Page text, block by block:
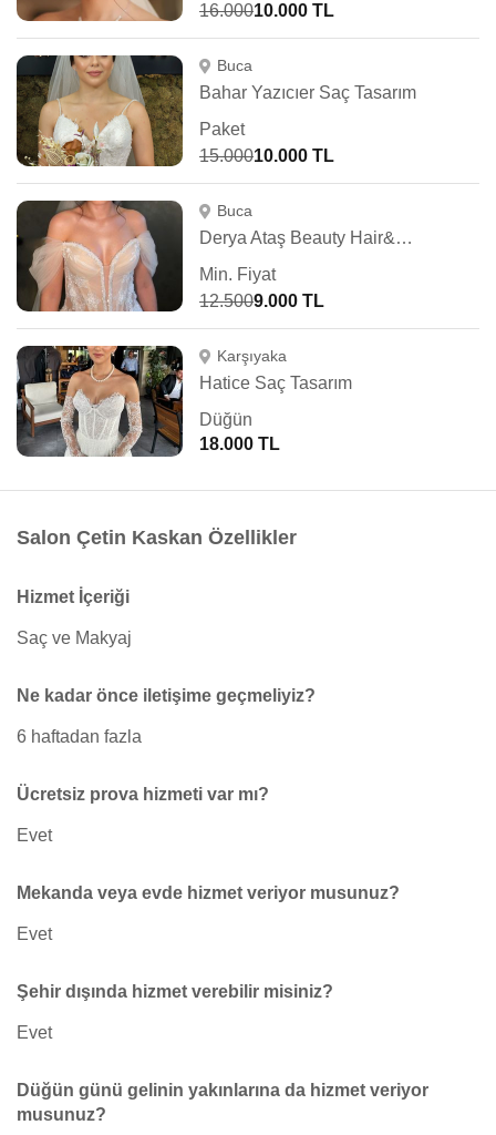
16.00010.000 TL
Buca
Bahar Yazıcıer Saç Tasarım
Paket
15.00010.000 TL
Buca
Derya Ataş Beauty Hair&Make Up
Min. Fiyat
12.5009.000 TL
Karşıyaka
Hatice Saç Tasarım
Düğün
18.000 TL
Salon Çetin Kaskan Özellikler
Hizmet İçeriği
Saç ve Makyaj
Ne kadar önce iletişime geçmeliyiz?
6 haftadan fazla
Ücretsiz prova hizmeti var mı?
Evet
Mekanda veya evde hizmet veriyor musunuz?
Evet
Şehir dışında hizmet verebilir misiniz?
Evet
Düğün günü gelinin yakınlarına da hizmet veriyor
musunuz?